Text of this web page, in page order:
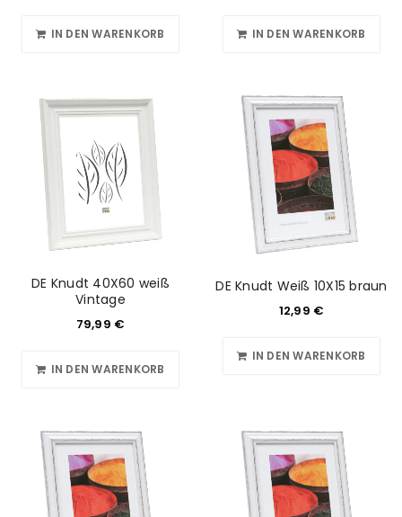
IN DEN WARENKORB IN DEN WARENKORB
DE Knudt 40X60 weiß
Vintage
79,99 €
IN DEN WARENKORB
DE Knudt Weiß 10X15 braun
12,99 €
IN DEN WARENKORB